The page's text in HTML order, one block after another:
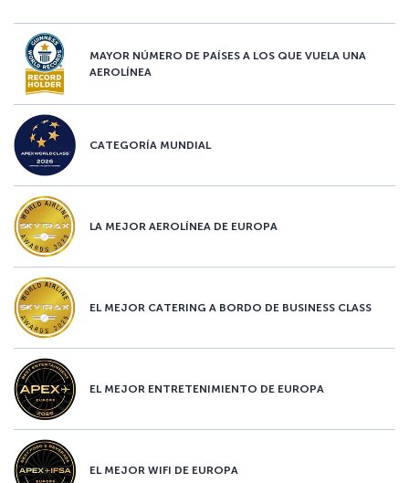
MAYOR NÚMERO DE PAÍSES A LOS QUE VUELA UNA
AEROLÍNEA
CATEGORÍA MUNDIAL
LA MEJOR AEROLÍNEA DE EUROPA
EL MEJOR CATERING A BORDO DE BUSINESS CLASS
EL MEJOR ENTRETENIMIENTO DE EUROPA
EL MEJOR WIFI DE EUROPA